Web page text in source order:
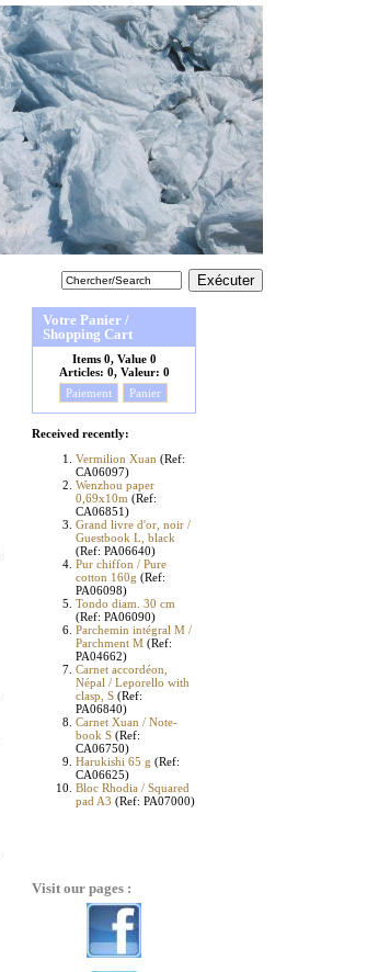
Votre Panier /
Shopping Cart
Items 0, Value 0
Articles: 0, Valeur: 0
Paiement
Panier
Received recently:
Vermilion Xuan (Ref:
CA06097)
Wenzhou paper
0,69x10m (Ref:
CA06851)
Grand livre d'or, noir /
Guestbook L, black
(Ref: PA06640)
Pur chiffon / Pure
cotton 160g (Ref:
PA06098)
Tondo diam. 30 cm
(Ref: PA06090)
Parchemin intégral M /
Parchment M (Ref:
PA04662)
Carnet accordéon,
Népal / Leporello with
clasp, S (Ref:
PA06840)
Carnet Xuan / Note-
book S (Ref:
CA06750)
Harukishi 65 g (Ref:
CA06625)
Bloc Rhodia / Squared
pad A3 (Ref: PA07000)
Visit our pages :